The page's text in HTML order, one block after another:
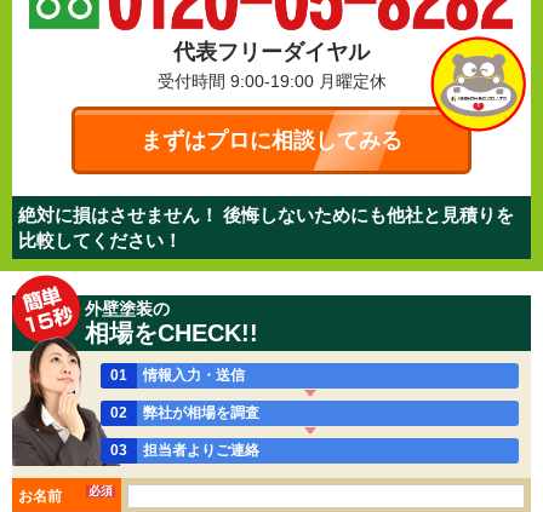
代表フリーダイヤル
受付時間 9:00-19:00 月曜定休
まずはプロに相談してみる
絶対に損はさせません！ 後悔しないためにも他社と見積りを
比較してください！
外壁塗装の
相場をCHECK!!
01 情報入力・送信
02 弊社が相場を調査
03 担当者よりご連絡
お名前 必須